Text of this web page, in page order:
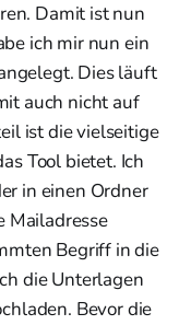
Damit ist nun
ich mir nun ein
Dies läuft
auch nicht auf
ist die vielseitige
Tool bietet. Ich
in einen Ordner
Mailadresse
Begriff in die
die Unterlagen
Bevor die